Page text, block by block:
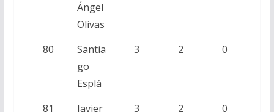
Ángel
Olivas
80
Santia
go
Esplá
3 2 0
81
Javier
3 2 0